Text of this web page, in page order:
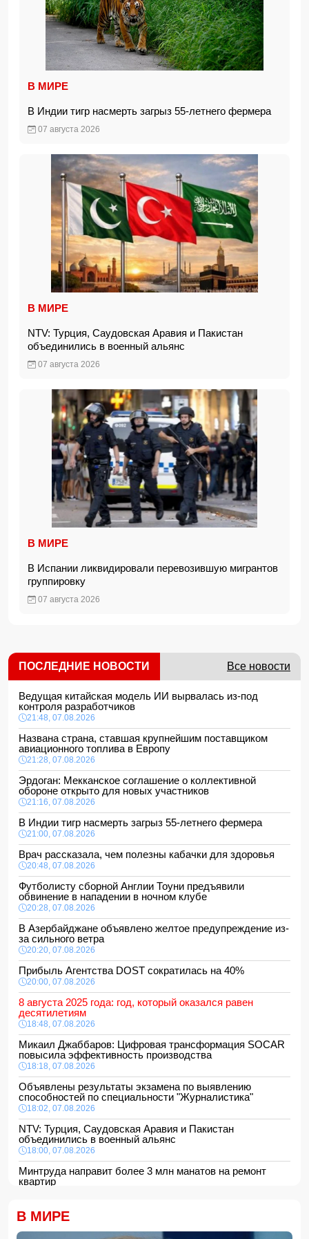
В МИРЕ
В Индии тигр насмерть загрыз 55-летнего фермера
07 августа 2026
В МИРЕ
NTV: Турция, Саудовская Аравия и Пакистан
объединились в военный альянс
07 августа 2026
В МИРЕ
В Испании ликвидировали перевозившую мигрантов
группировку
07 августа 2026
ПОСЛЕДНИЕ НОВОСТИ Все новости
Ведущая китайская модель ИИ вырвалась из-под
контроля разработчиков
21:48, 07.08.2026
Названа страна, ставшая крупнейшим поставщиком
авиационного топлива в Европу
21:28, 07.08.2026
Эрдоган: Мекканское соглашение о коллективной
обороне открыто для новых участников
21:16, 07.08.2026
В Индии тигр насмерть загрыз 55-летнего фермера
21:00, 07.08.2026
Врач рассказала, чем полезны кабачки для здоровья
20:48, 07.08.2026
Футболисту сборной Англии Тоуни предъявили
обвинение в нападении в ночном клубе
20:28, 07.08.2026
В Азербайджане объявлено желтое предупреждение из-
за сильного ветра
20:20, 07.08.2026
Прибыль Агентства DOST сократилась на 40%
20:00, 07.08.2026
8 августа 2025 года: год, который оказался равен
десятилетиям
18:48, 07.08.2026
Микаил Джаббаров: Цифровая трансформация SOCAR
повысила эффективность производства
18:18, 07.08.2026
Объявлены результаты экзамена по выявлению
способностей по специальности "Журналистика"
18:02, 07.08.2026
NTV: Турция, Саудовская Аравия и Пакистан
объединились в военный альянс
18:00, 07.08.2026
Минтруда направит более 3 млн манатов на ремонт
квартир
Сформирована структура Совета по медиа и вещанию
В МИРЕ